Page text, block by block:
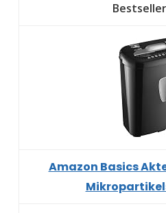
Amazon Basics